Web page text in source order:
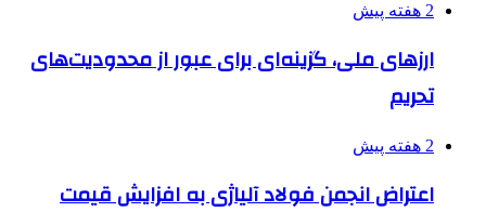
2 هفته پیش
ارزهای ملی، گزینه‌ای برای عبور از محدودیت‌های
تحریم
2 هفته پیش
اعتراض انجمن فولاد آلیاژی به افزایش قیمت